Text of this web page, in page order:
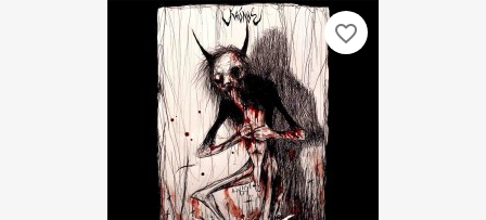
favorite_border